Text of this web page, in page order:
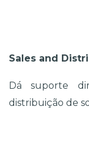
Sales and
Dá suporte
distribuição de